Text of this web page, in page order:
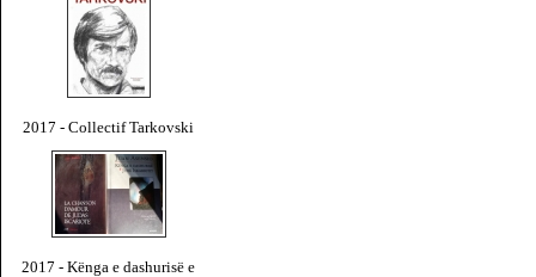
2017 - Collectif Tarkovski
2017 - Kënga e dashurisë e